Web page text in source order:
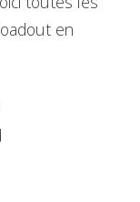
en